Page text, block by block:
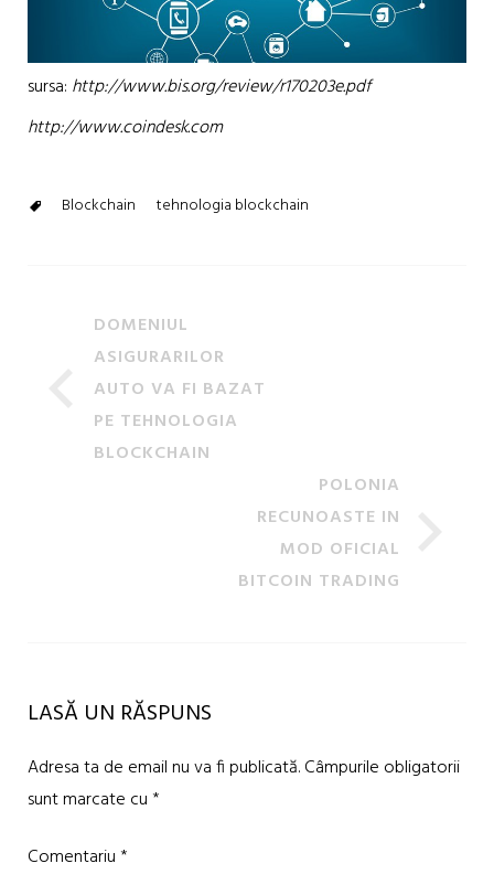
sursa: http://www.bis.org/review/r170203e.pdf
http://www.coindesk.com
Blockchain tehnologia blockchain
DOMENIUL
ASIGURARILOR
AUTO VA FI BAZAT
PE TEHNOLOGIA
BLOCKCHAIN
POLONIA
RECUNOASTE IN
MOD OFICIAL
BITCOIN TRADING
LASĂ UN RĂSPUNS
Adresa ta de email nu va fi publicată.Câmpurile obligatorii
sunt marcate cu*
Comentariu*